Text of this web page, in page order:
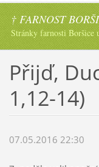
† FARNOST
Stránky farnosti Boršice
Přijď,
1,12-14)
07.05.2016 22:30